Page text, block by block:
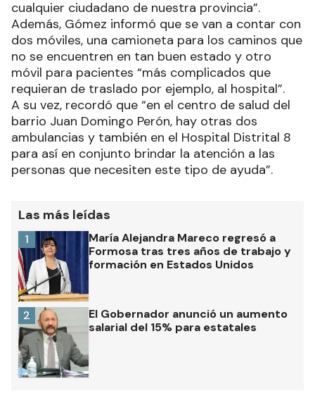
cualquier ciudadano de nuestra provincia”.
Además, Gómez informó que se van a contar con
dos móviles, una camioneta para los caminos que
no se encuentren en tan buen estado y otro
móvil para pacientes “más complicados que
requieran de traslado por ejemplo, al hospital”.
A su vez, recordó que “en el centro de salud del
barrio Juan Domingo Perón, hay otras dos
ambulancias y también en el Hospital Distrital 8
para así en conjunto brindar la atención a las
personas que necesiten este tipo de ayuda”.
Las más leídas
María Alejandra Mareco regresó a
Formosa tras tres años de trabajo y
formación en Estados Unidos
1
El Gobernador anunció un aumento
salarial del 15% para estatales
2